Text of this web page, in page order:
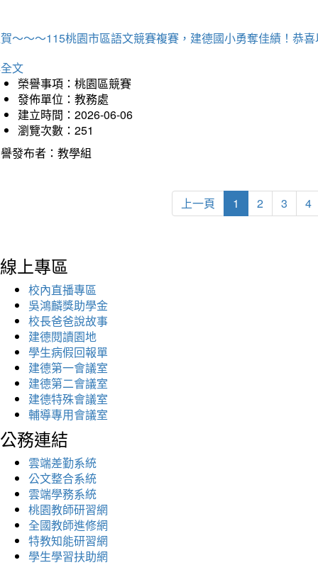
～～～115桃園市區語文競賽複賽，建德國小勇奪佳績！恭
文
榮譽事項：桃園區競賽
發佈單位：教務處
建立時間：2026-06-06
瀏覽次數：251
發布者：教學組
上一頁 1 2 3 4
線上專區
校內直播專區
吳鴻麟獎助學金
校長爸爸說故事
建德閱讀園地
學生病假回報單
建德第一會議室
建德第二會議室
建德特殊會議室
輔導專用會議室
公務連結
雲端差勤系統
公文整合系統
雲端學務系統
桃園教師研習網
全國教師進修網
特教知能研習網
學生學習扶助網